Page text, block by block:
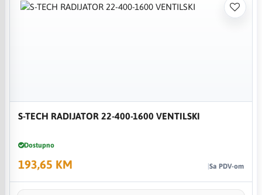
S-TECH RADIJATOR 22-400-1600 VENTILSKI
Dostupno
193,65 KM Sa PDV-om